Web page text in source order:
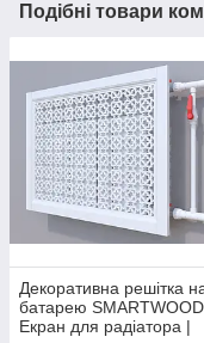
Подібні товари
Декоративна решітка
батарею
Екран для радіатора |